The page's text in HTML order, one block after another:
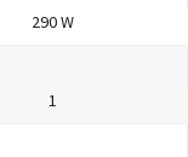
290 W
1